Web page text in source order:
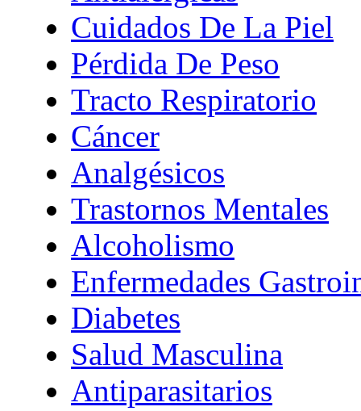
Cuidados De La Piel
Pérdida De Peso
Tracto Respiratorio
Cáncer
Analgésicos
Trastornos Mentales
Alcoholismo
Enfermedades
Diabetes
Salud Masculina
Antiparasitarios